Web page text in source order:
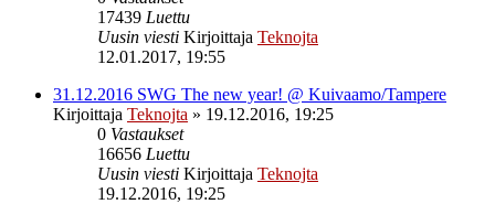
17439 Luettu
Uusin viesti Kirjoittaja Teknojta
12.01.2017, 19:55
31.12.2016 SWG The new year! @ Kuivaamo/Tampere
Kirjoittaja Teknojta » 19.12.2016, 19:25
0 Vastaukset
16656 Luettu
Uusin viesti Kirjoittaja Teknojta
19.12.2016, 19:25